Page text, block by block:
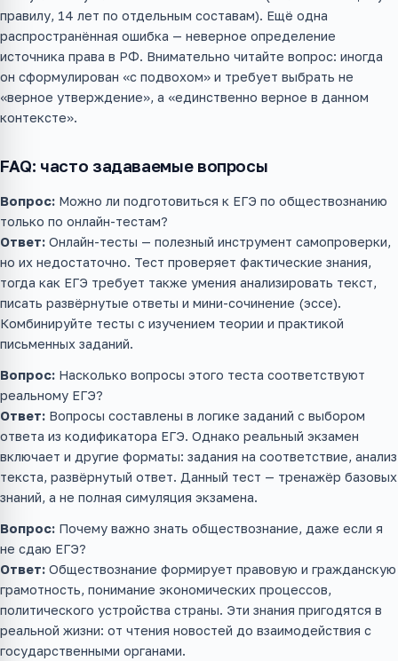
правилу, 14 лет по отдельным составам). Ещё одна
распространённая ошибка — неверное определение
источника права в РФ. Внимательно читайте вопрос: иногда
он сформулирован «с подвохом» и требует выбрать не
«верное утверждение», а «единственно верное в данном
контексте».
FAQ: часто задаваемые вопросы
Вопрос: Можно ли подготовиться к ЕГЭ по обществознанию
только по онлайн-тестам?
Ответ: Онлайн-тесты — полезный инструмент самопроверки,
но их недостаточно. Тест проверяет фактические знания,
тогда как ЕГЭ требует также умения анализировать текст,
писать развёрнутые ответы и мини-сочинение (эссе).
Комбинируйте тесты с изучением теории и практикой
письменных заданий.
Вопрос: Насколько вопросы этого теста соответствуют
реальному ЕГЭ?
Ответ: Вопросы составлены в логике заданий с выбором
ответа из кодификатора ЕГЭ. Однако реальный экзамен
включает и другие форматы: задания на соответствие, анализ
текста, развёрнутый ответ. Данный тест — тренажёр базовых
знаний, а не полная симуляция экзамена.
Вопрос: Почему важно знать обществознание, даже если я
не сдаю ЕГЭ?
Ответ: Обществознание формирует правовую и гражданскую
грамотность, понимание экономических процессов,
политического устройства страны. Эти знания пригодятся в
реальной жизни: от чтения новостей до взаимодействия с
государственными органами.